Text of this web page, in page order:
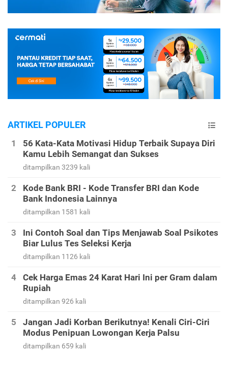
ARTIKEL POPULER
56 Kata-Kata Motivasi Hidup Terbaik Supaya Diri
Kamu Lebih Semangat dan Sukses
ditampilkan 3239 kali
Kode Bank BRI - Kode Transfer BRI dan Kode
Bank Indonesia Lainnya
ditampilkan 1581 kali
Ini Contoh Soal dan Tips Menjawab Soal Psikotes
Biar Lulus Tes Seleksi Kerja
ditampilkan 1126 kali
Cek Harga Emas 24 Karat Hari Ini per Gram dalam
Rupiah
ditampilkan 926 kali
Jangan Jadi Korban Berikutnya! Kenali Ciri-Ciri
Modus Penipuan Lowongan Kerja Palsu
ditampilkan 659 kali